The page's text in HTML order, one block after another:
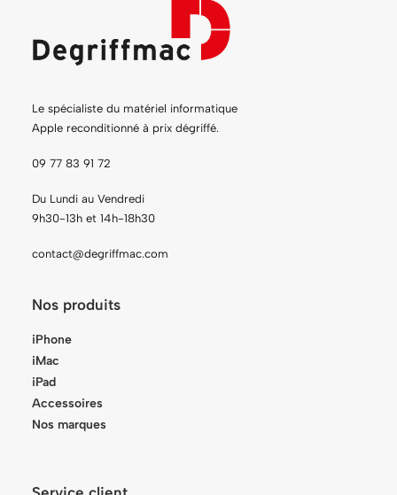
Le spécialiste du matériel informatique
Apple reconditionné à prix dégriffé.
09 77 83 91 72
Du Lundi au Vendredi
9h30-13h et 14h-18h30
contact@degriffmac.com
Nos produits
iPhone
iMac
iPad
Accessoires
Nos marques